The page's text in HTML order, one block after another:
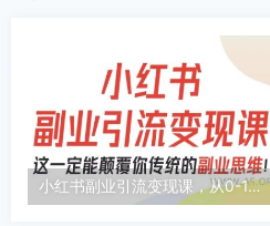
小红书副业引流变现课，从0-1跑通副业项目，这一定能颠覆你传统的副业思维